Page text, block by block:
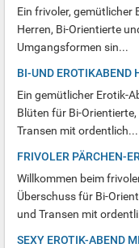
Ein frivoler, gemütlicher
Herren, Bi-Orientierte
Umgangsformen sin...
BI-UND EROTIKABEND
Ein gemütlicher Erotik-
Blüten für Bi-
Transen mit ordentlich...
FRIVOLER PÄRCHEN-
Willkommen beim
Überschuss für Bi-
und Transen mit
SEXY EROTIK-ABEND